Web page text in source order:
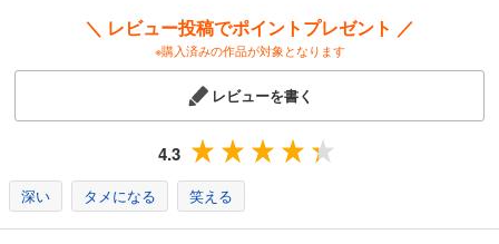
＼ レビュー投稿でポイントプレゼント ／
※購入済みの作品が対象となります
レビューを書く
4.3
深い タメになる 笑える